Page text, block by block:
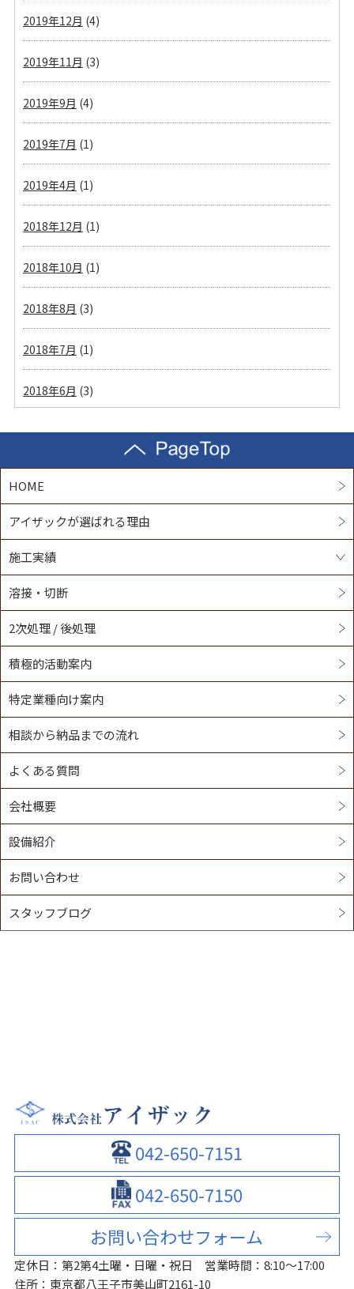
2019年12月 (4)
2019年11月 (3)
2019年9月 (4)
2019年7月 (1)
2019年4月 (1)
2018年12月 (1)
2018年10月 (1)
2018年8月 (3)
2018年7月 (1)
2018年6月 (3)
HOME
アイザックが選ばれる理由
施工実績
溶接・切断
2次処理 / 後処理
積極的活動案内
特定業種向け案内
相談から納品までの流れ
よくある質問
会社概要
設備紹介
お問い合わせ
スタッフブログ
042-650-7151
042-650-7150
お問い合わせフォーム
定休日：第2第4土曜・日曜・祝日
営業時間：8:10～17:00
住所：東京都八王子市美山町2161-10